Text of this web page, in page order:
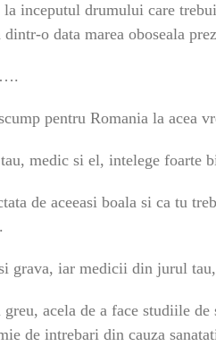
inceputul drumului care
o data marea oboseala
pentru Romania la acea
medic si el, intelege foarte
de aceeasi boala si ca tu
grava, iar medicii din jurul
acela de a face studiile
de intrebari din cauza